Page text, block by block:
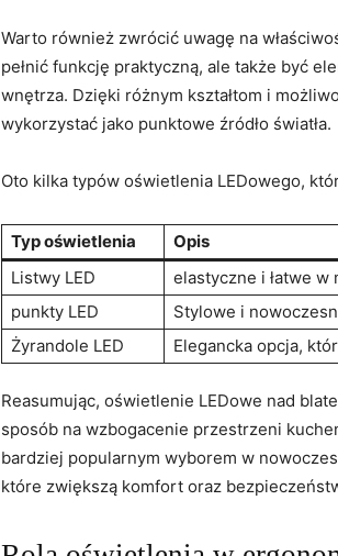
Warto również zwrócić‍ uwagę na⁢
pełnić funkcję‍ praktyczną,​ ale także być
⁤wnętrza. Dzięki ⁢różnym ‍kształtom i
wykorzystać jako punktowe źródło światła.
Oto kilka ⁣typów​ oświetlenia LEDowego,‌
Typ oświetlenia
Opis
Listwy ‍LED
elastyczne i ‍łatwe
punkty LED
Stylowe i
Żyrandole LED
Elegancka opcja,
Reasumując, oświetlenie ⁣LEDowe⁤ nad
sposób na wzbogacenie przestrzeni
bardziej popularnym wyborem w
które zwiększą komfort oraz